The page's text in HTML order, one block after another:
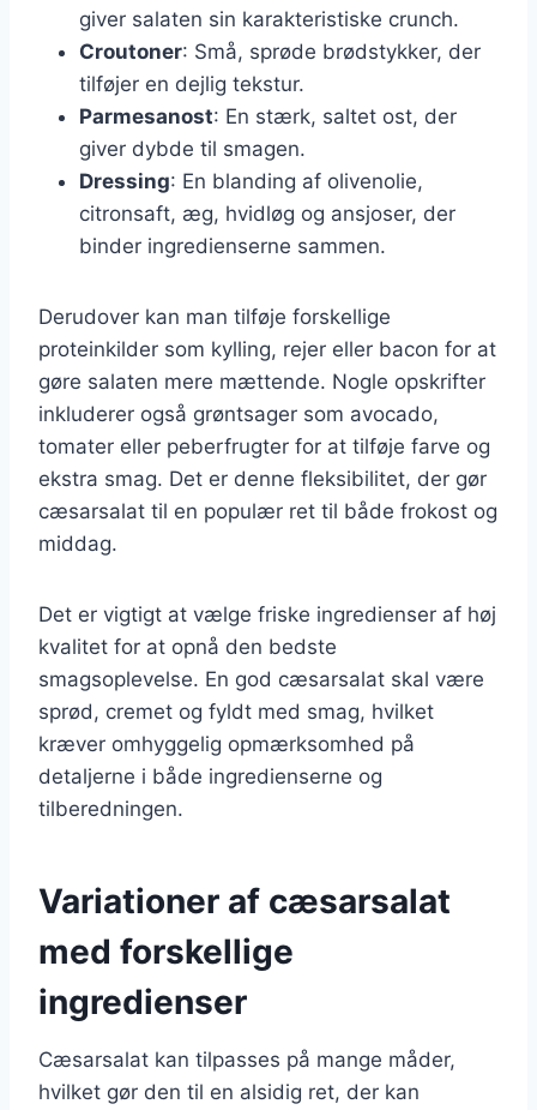
giver salaten sin karakteristiske crunch.
Croutoner: Små, sprøde brødstykker, der
tilføjer en dejlig tekstur.
Parmesanost: En stærk, saltet ost, der
giver dybde til smagen.
Dressing: En blanding af olivenolie,
citronsaft, æg, hvidløg og ansjoser, der
binder ingredienserne sammen.
Derudover kan man tilføje forskellige
proteinkilder som kylling, rejer eller bacon for at
gøre salaten mere mættende. Nogle opskrifter
inkluderer også grøntsager som avocado,
tomater eller peberfrugter for at tilføje farve og
ekstra smag. Det er denne fleksibilitet, der gør
cæsarsalat til en populær ret til både frokost og
middag.
Det er vigtigt at vælge friske ingredienser af høj
kvalitet for at opnå den bedste
smagsoplevelse. En god cæsarsalat skal være
sprød, cremet og fyldt med smag, hvilket
kræver omhyggelig opmærksomhed på
detaljerne i både ingredienserne og
tilberedningen.
Variationer af cæsarsalat
med forskellige
ingredienser
Cæsarsalat kan tilpasses på mange måder,
hvilket gør den til en alsidig ret, der kan